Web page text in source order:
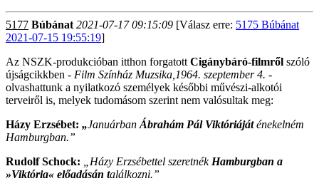
5177 Búbánat 2021-07-17 09:15:09 [Válasz erre: 5175 Búbánat
2021-07-15 19:55:19]
Az NSZK-produkcióban itthon forgatott Cigánybáró-filmről szóló
újságcikkben - Film Színház Muzsika,1964. szeptember 4. -
olvashattunk a nyilatkozó személyek későbbi művészi-alkotói
terveiről is, melyek tudomásom szerint nem valósultak meg:
Házy Erzsébet: „Januárban Áb­rahám Pál Viktóriájáténekel­ném
Hamburgban.”
Rudolf Schock:
„Házy Erzsé­bettel szeretnék Hamburgban a
»Viktória« előadásán talál­kozni.”